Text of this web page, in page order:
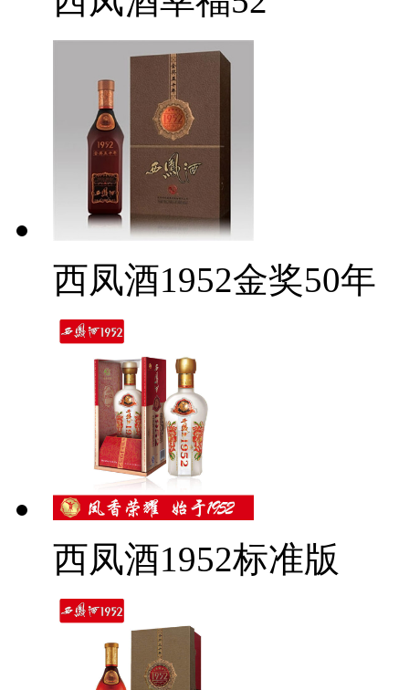
西凤酒1952金奖50年
西凤酒1952标准版